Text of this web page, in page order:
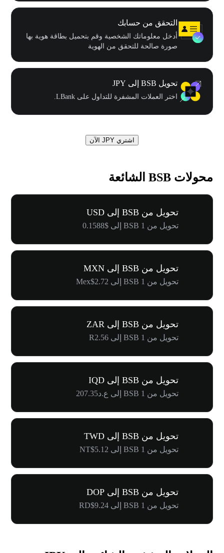
التحقق من حسابك
أدخل معلوماتك الشخصية وقم بتحميل بطاقة هوية بها
صورة صالحة للتحقق من الهوية
تحويل BSB إلى JPY
اختر العملات المشفرة للتداول على LBank.
اشتري JPY الآن
محولات BSB الشائعة
تحويل من BSB إلى USD
تحويل من 1 BSB إلى $0.1588
تحويل من BSB إلى MXN
تحويل من 1 BSB إلى Mex$2.72
تحويل من BSB إلى ZAR
تحويل من 1 BSB إلى R2.56
تحويل من BSB إلى IQD
تحويل من 1 BSB إلى ع.د207.35
تحويل من BSB إلى TWD
تحويل من 1 BSB إلى NT$5.12
تحويل من BSB إلى DOP
تحويل من 1 BSB إلى RD$9.24